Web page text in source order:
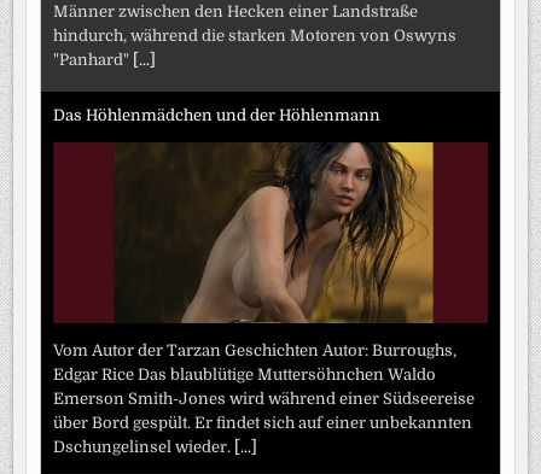
Männer zwischen den Hecken einer Landstraße
hindurch, während die starken Motoren von Oswyns
"Panhard"
[...]
Das Höhlenmädchen und der Höhlenmann
Vom Autor der Tarzan Geschichten Autor: Burroughs,
Edgar Rice Das blaublütige Muttersöhnchen Waldo
Emerson Smith-Jones wird während einer Südseereise
über Bord gespült. Er findet sich auf einer unbekannten
Dschungelinsel wieder.
[...]